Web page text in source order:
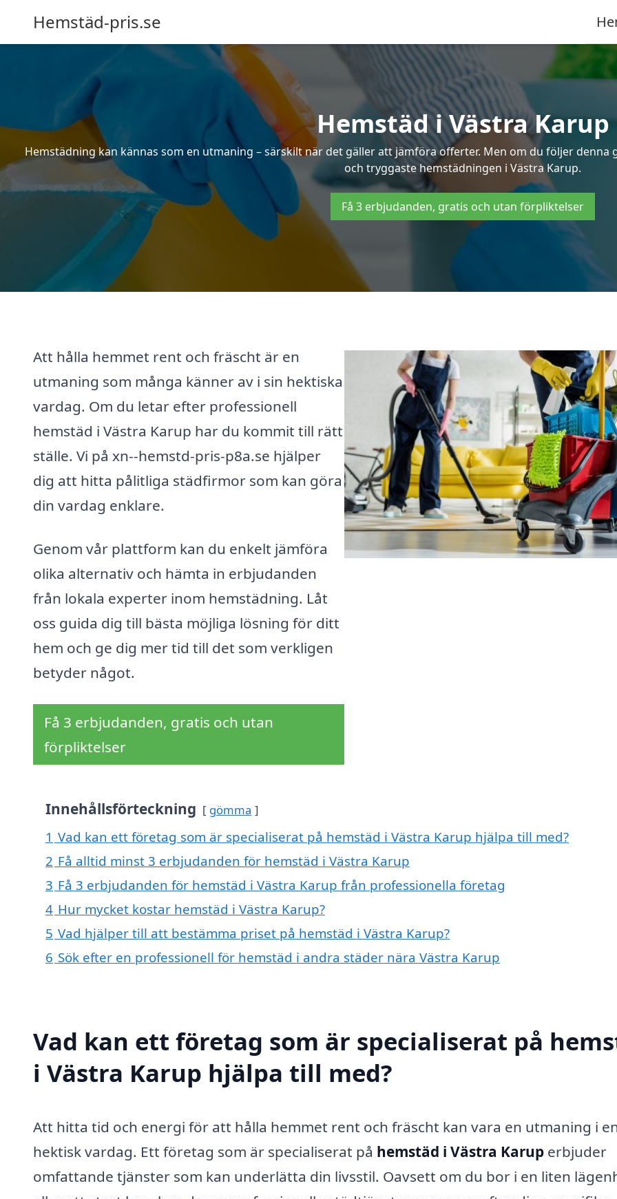
Hemstäd-pris.se
Hemstäd i Västra Karup
Hemstädning kan kännas som en utmaning – särskilt när det gäller att jämföra offerter. Men om du följer
och tryggaste hemstädningen i Västra Karup.
Få 3 erbjudanden, gratis och utan förpliktelser
Att hålla hemmet rent och fräscht är en
utmaning som många känner av i sin hektiska
vardag. Om du letar efter professionell
hemstäd i Västra Karup har du kommit till rätt
ställe. Vi på xn--hemstd-pris-p8a.se hjälper
dig att hitta pålitliga städfirmor som kan göra
din vardag enklare.
Genom vår plattform kan du enkelt jämföra
olika alternativ och hämta in erbjudanden
från lokala experter inom hemstädning. Låt
oss guida dig till bästa möjliga lösning för ditt
hem och ge dig mer tid till det som verkligen
betyder något.
Få 3 erbjudanden, gratis och utan
förpliktelser
Innehållsförteckning gömma
1 Vad kan ett företag som är specialiserat på hemstäd i Västra Karup hjälpa till med?
2 Få alltid minst 3 erbjudanden för hemstäd i Västra Karup
3 Få 3 erbjudanden för hemstäd i Västra Karup från professionella företag
4 Hur mycket kostar hemstäd i Västra Karup?
5 Vad hjälper till att bestämma priset på hemstäd i Västra Karup?
6 Sök efter en professionell för hemstäd i andra städer nära Västra Karup
Vad kan ett företag som är specialiserat på
i Västra Karup hjälpa till med?
Att hitta tid och energi för att hålla hemmet rent och fräscht kan vara en utmaning i
hektisk vardag. Ett företag som är specialiserat på hemstäd i Västra Karup erbjuder
omfattande tjänster som kan underlätta din livsstil. Oavsett om du bor i en liten